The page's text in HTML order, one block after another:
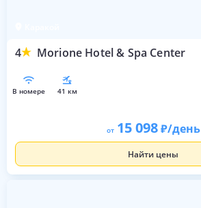
4 Morione Hotel & Spa Center
в номере 41 км
от 15 098 /день
Найти цены